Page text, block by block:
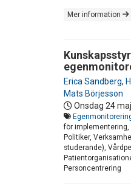
Mer information
Erica Sandberg,
Mats Börjesson
Onsdag 24
för implementering,
Politiker,
studerande),
Personcentrering